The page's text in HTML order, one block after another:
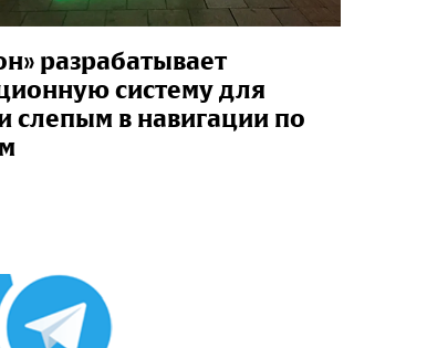
разрабатывает
систему для
слепым в навигации по